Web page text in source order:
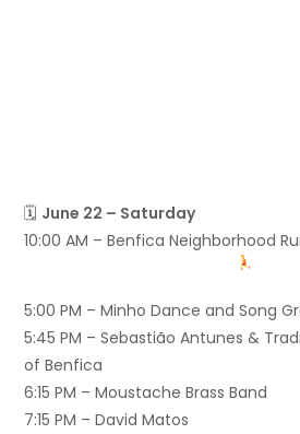
🗓 June 22 – Saturday
10:00 AM – Benfica Neighborhood
5:00 PM – Minho Dance and Song
5:45 PM – Sebastião Antunes &
of Benfica
6:15 PM – Moustache Brass Band
7:15 PM – David Matos